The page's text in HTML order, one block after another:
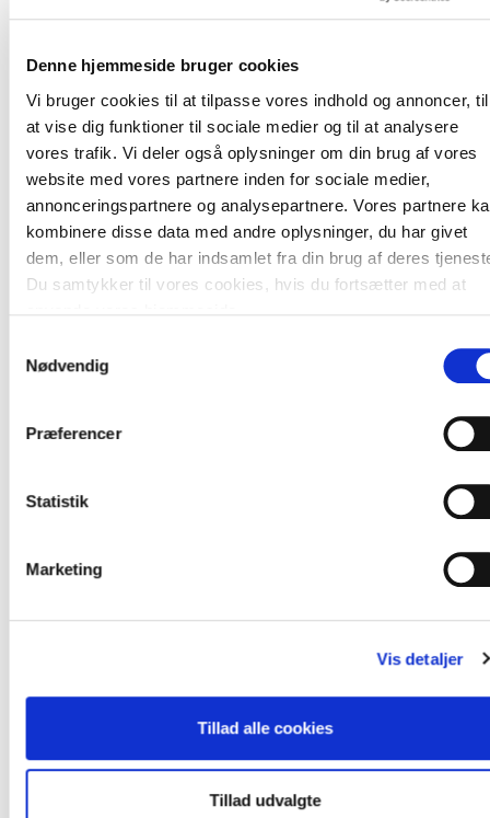
Denne hjemmeside bruger cookies
Vi bruger cookies til at tilpasse vores indhold og annoncer, til
at vise dig funktioner til sociale medier og til at analysere
vores trafik. Vi deler også oplysninger om din brug af vores
website med vores partnere inden for sociale medier,
annonceringspartnere og analysepartnere. Vores partnere
kombinere disse data med andre oplysninger, du har givet
dem, eller som de har indsamlet fra din brug af deres
Du samtykker til vores cookies, hvis du fortsætter med at
Nødvendig
Præferencer
Statistik
Marketing
Vis detaljer
Tillad alle cookies
Tillad udvalgte
Januar 2022
December 2021
Oktober 2021
September 2021
Juli 2021
Marts 2021
November 2020